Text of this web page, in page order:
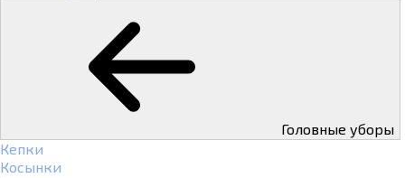
Головные уборы
Кепки
Косынки